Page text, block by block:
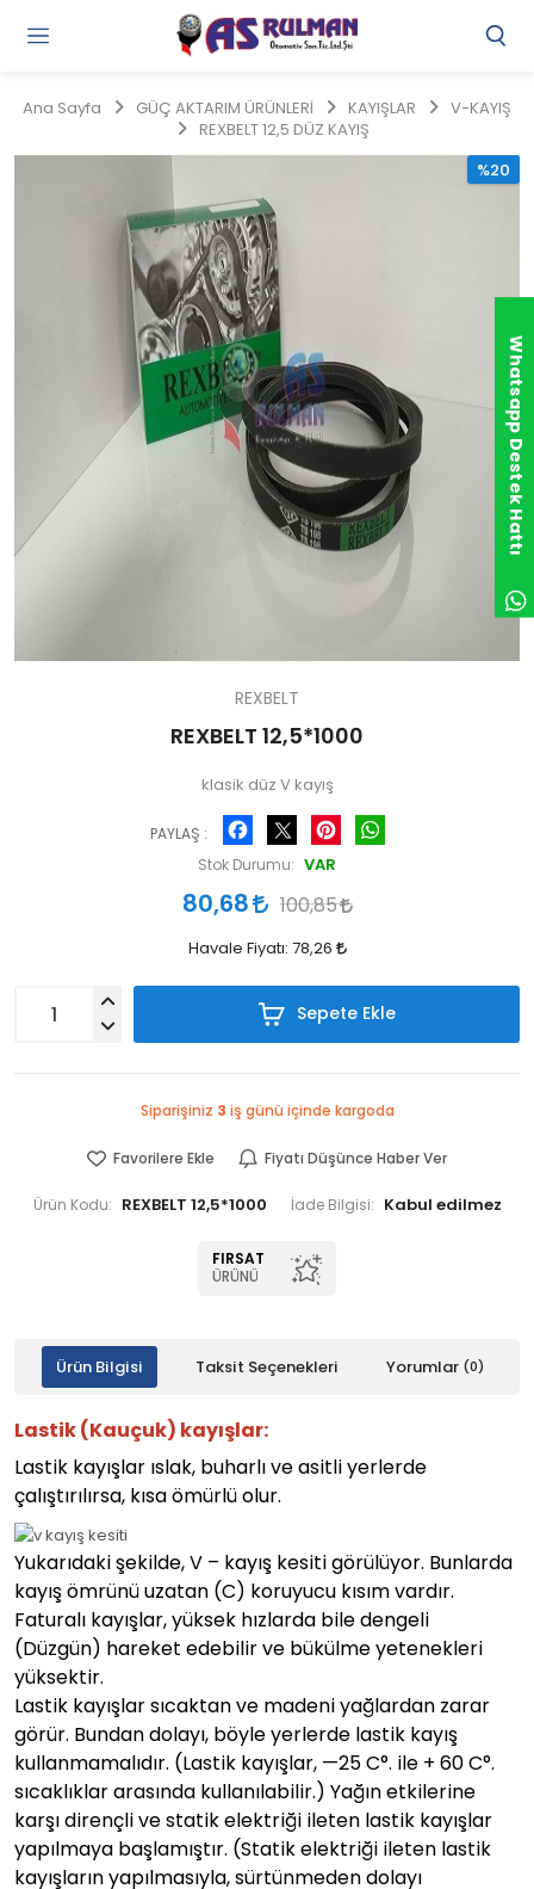
Ana Sayfa GÜÇ AKTARIM ÜRÜNLERİ KAYIŞLAR
V-KAYIŞ
REXBELT 12,5 DÜZ KAYIŞ
%20
REXBELT
REXBELT 12,5*1000
klasik düz V kayış
PAYLAŞ :
Facebook Pinterest
Stok Durumu: VAR
80,68 100,85
Havale Fiyatı: 78,26
Sepete Ekle
Siparişiniz 3 iş günü içinde kargoda
Favorilere Ekle Fiyatı Düşünce Haber Ver
Ürün Kodu: REXBELT 12,5*1000 İade Bilgisi:
FIRSAT
ÜRÜNÜ
Ürün Bilgisi Taksit Seçenekleri Yorumlar (0)
Lastik (Kauçuk) kayışlar:
Lastik kayışlar ıslak, buharlı ve asitli yerlerde
çalıştırılırsa, kısa ömürlü olur.
Yukarıdaki şekilde, V – kayış kesiti görülüyor. Bunlarda
kayış ömrünü uzatan (C) koruyucu kısım vardır.
Faturalı kayışlar, yüksek hızlarda bile dengeli
(Düzgün) hareket edebilir ve bükülme yetenekleri
yüksektir.
Lastik kayışlar sıcaktan ve madeni yağlardan zarar
görür. Bundan dolayı, böyle yerlerde lastik kayış
kullanmamalıdır. (Lastik kayışlar, —25 C°. ile + 60 C°.
sıcaklıklar arasında kullanılabilir.) Yağın etkilerine
karşı dirençli ve statik elektriği ileten lastik kayışlar
yapılmaya başlamıştır. (Statik elektriği ileten lastik
kayışların yapılmasıyla, sürtünmeden dolayı
Whatsapp Destek Hattı